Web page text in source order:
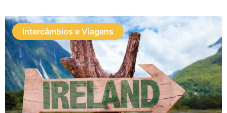
Intercâmbios e Viagens